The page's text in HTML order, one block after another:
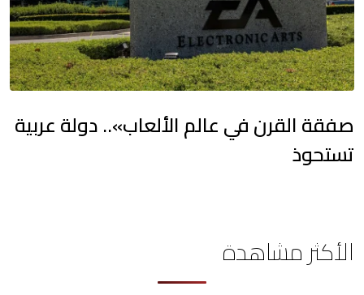
صفقة القرن في عالم الألعاب».. دولة عربية
تستحوذ
الأكثر مشاهدة